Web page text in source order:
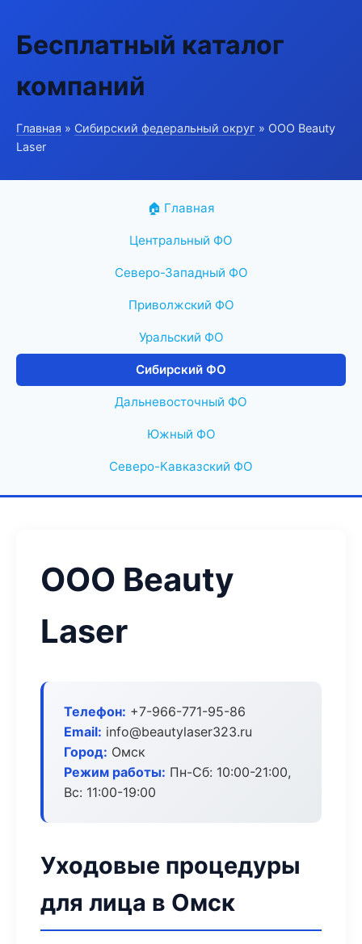
Бесплатный каталог
компаний
Главная » Сибирский федеральный округ » ООО Beauty
Laser
🏠 Главная
Центральный ФО
Северо-Западный ФО
Приволжский ФО
Уральский ФО
Сибирский ФО
Дальневосточный ФО
Южный ФО
Северо-Кавказский ФО
ООО Beauty
Laser
Телефон: +7-966-771-95-86
Email: info@beautylaser323.ru
Город: Омск
Режим работы: Пн-Сб: 10:00-21:00,
Вс: 11:00-19:00
Уходовые процедуры
для лица в Омск